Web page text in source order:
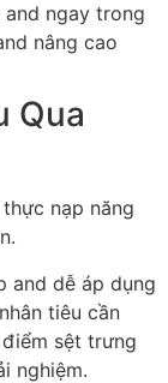
ngay trong
nâng cao
Qua
nạp năng
and dễ áp dụng
tiêu cần
sệt trưng
nghiệm.